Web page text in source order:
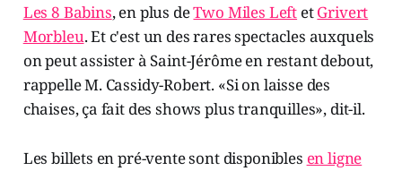
Les 8 Babins, en plus deTwo Miles Left etGrivert
Morbleu. Et c'est un des rares spectacles auxquels
on peut assister à Saint-Jérôme en restant debout,
rappelle M. Cassidy-Robert. «Si on laisse des
chaises, ça fait des shows plus tranquilles», dit-il.
Les billets en pré-vente sont disponibles en ligne